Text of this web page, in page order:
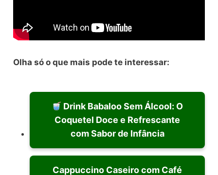
Olha só o que mais pode te interessar:
Drink Babaloo Sem Álcool: O
Coquetel Doce e Refrescante
com Sabor de Infância
Cappuccino Caseiro com Café